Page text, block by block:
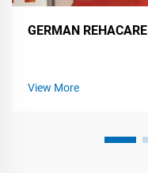
GERMAN REHACARE
View More